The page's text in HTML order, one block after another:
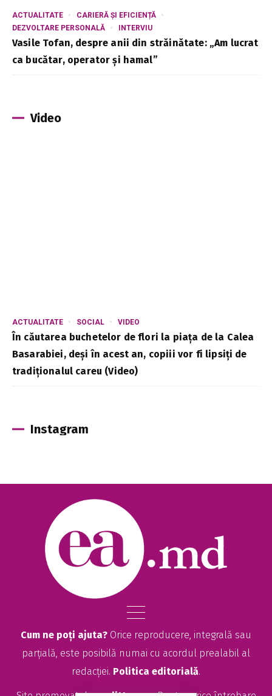
ACTUALITATE
CARIERĂ ȘI EFICIENȚĂ
DEZVOLTARE PERSONALĂ
INTERVIU
Vasile Tofan, despre anii din străinătate: „Am lucrat
ca bucătar, operator și hamal”
Video
ACTUALITATE SOCIAL VIDEO
În căutarea buchetelor de flori la piața de la Calea
Basarabiei, deși în acest an, copiii vor fi lipsiți de
tradiționalul careu (Video)
Instagram
Cum ne poți ajuta? Orice reproducere, integrală sau
parțială, este posibilă numai cu acordul prealabil al
redacției. Politica editorială.